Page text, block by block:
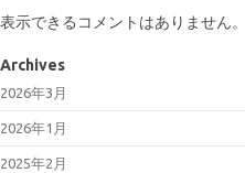
表示できるコメントはありません。
Archives
2026年3月
2026年1月
2025年2月